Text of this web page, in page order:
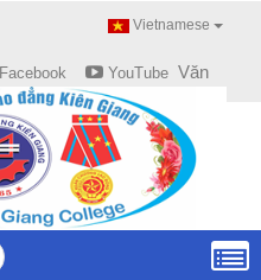
Vietnamese
Facebook YouTube Văn